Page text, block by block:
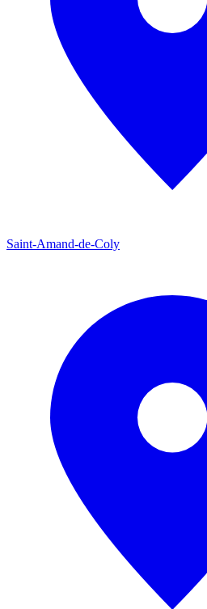
Saint-Amand-de-Coly